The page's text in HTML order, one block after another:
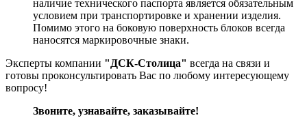
наличие технического паспорта является обязательным
условием при транспортировке и хранении изделия.
Помимо этого на боковую поверхность блоков всегда
наносятся маркировочные знаки.
Эксперты компании "ДСК-Столица" всегда на связи и
готовы проконсультировать Вас по любому интересующему
вопросу!
Звоните, узнавайте, заказывайте!